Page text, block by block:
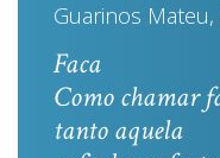
Guarinos Mateu,
Faca
Como chamar
tanto aquela